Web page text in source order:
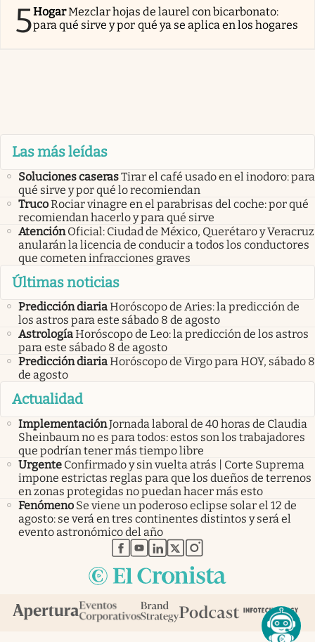
5HogarMezclar hojas de laurel con bicarbonato:
para qué sirve y por qué ya se aplica en los hogares
Las más leídas
Soluciones caserasTirar el café usado en el inodoro: para
qué sirve y por qué lo recomiendan
TrucoRociar vinagre en el parabrisas del coche: por qué
recomiendan hacerlo y para qué sirve
Atención Oficial: Ciudad de México, Querétaro y Veracruz
anularán la licencia de conducir a todos los conductores
que cometen infracciones graves
Últimas noticias
Predicción diariaHoróscopo de Aries: la predicción de
los astros para este sábado 8 de agosto
AstrologíaHoróscopo de Leo: la predicción de los astros
para este sábado 8 de agosto
Predicción diariaHoróscopo de Virgo para HOY, sábado 8
de agosto
Actualidad
ImplementaciónJornada laboral de 40 horas de Claudia
Sheinbaum no es para todos: estos son los trabajadores
que podrían tener más tiempo libre
Urgente Confirmado y sin vuelta atrás | Corte Suprema
impone estrictas reglas para que los dueños de terrenos
en zonas protegidas no puedan hacer más esto
Fenómeno Se viene un poderoso eclipse solar el 12 de
agosto: se verá en tres continentes distintos y será el
evento astronómico del año
abre en nueva pestaña
abre en nueva pestaña
abre en nueva pestaña
abre en nueva pestaña
abre en nueva pestaña